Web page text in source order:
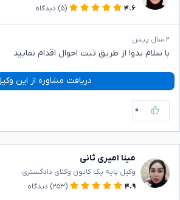
۴.۶
(۵) دیدگاه
۲ سال پیش
با سلام بدوا از طریق ثبت احوال اقدام نمایید
دریافت مشاوره از این
۰
مینا امیری ثانی
وکیل پایه یک کانون وکلای دادگستری
۴.۹
(۲۵۳) دیدگاه